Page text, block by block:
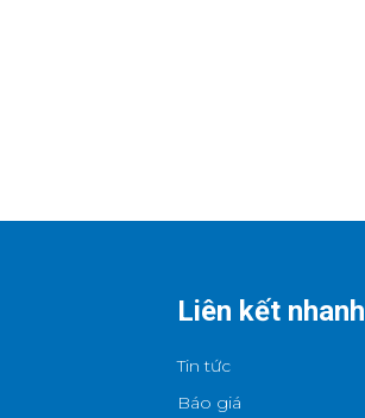
Liên kết nhanh
Tin tức
Báo giá